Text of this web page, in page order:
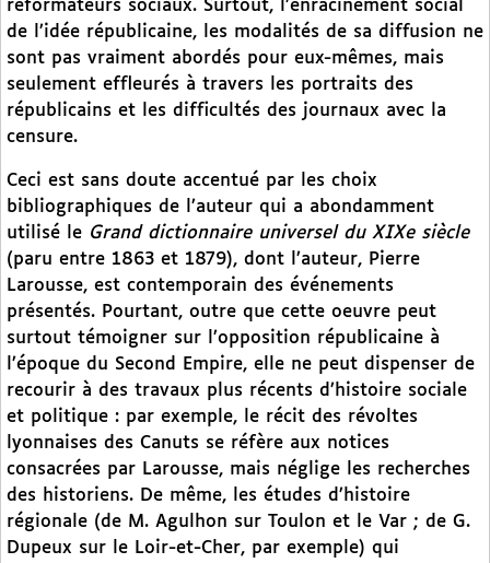
réformateurs sociaux. Surtout, l’enracinement social
de l’idée républicaine, les modalités de sa diffusion ne
sont pas vraiment abordés pour eux-mêmes, mais
seulement effleurés à travers les portraits des
républicains et les difficultés des journaux avec la
censure.
Ceci est sans doute accentué par les choix
bibliographiques de l’auteur qui a abondamment
utilisé le Grand dictionnaire universel du XIXe siècle
(paru entre 1863 et 1879), dont l’auteur, Pierre
Larousse, est contemporain des événements
présentés. Pourtant, outre que cette oeuvre peut
surtout témoigner sur l’opposition républicaine à
l’époque du Second Empire, elle ne peut dispenser de
recourir à des travaux plus récents d’histoire sociale
et politique : par exemple, le récit des révoltes
lyonnaises des Canuts se réfère aux notices
consacrées par Larousse, mais néglige les recherches
des historiens. De même, les études d’histoire
régionale (de M. Agulhon sur Toulon et le Var ; de G.
Dupeux sur le Loir-et-Cher, par exemple) qui